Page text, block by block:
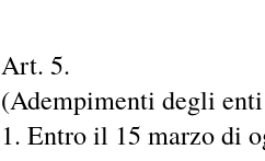
Art. 5.
(Adempimenti degli
1. Entro il 15 marzo di